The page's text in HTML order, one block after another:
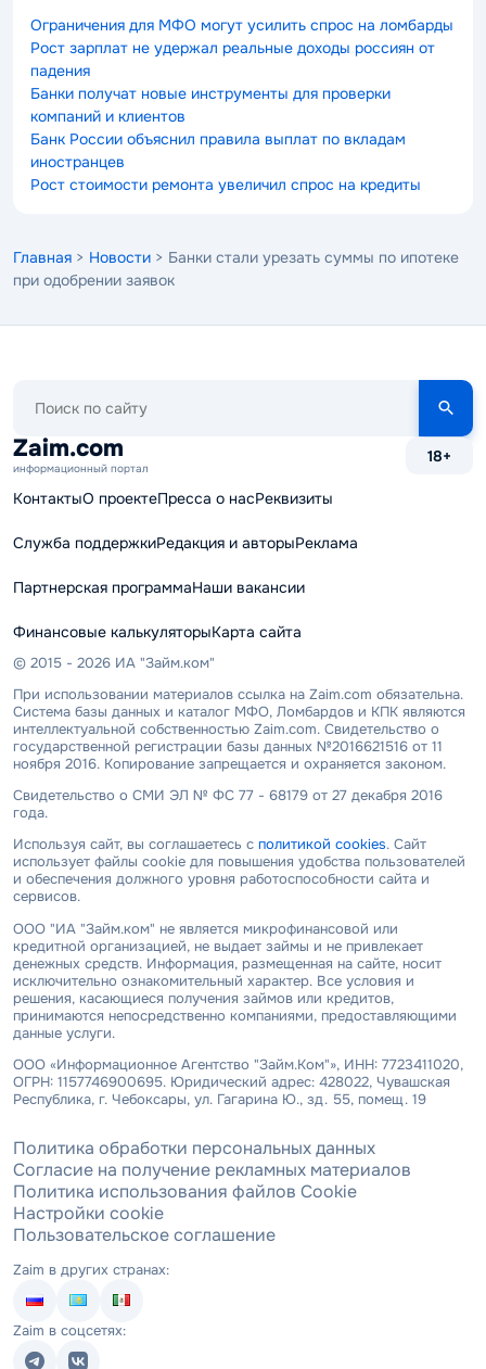
Ограничения для МФО могут усилить спрос на ломбарды
Рост зарплат не удержал реальные доходы россиян от
падения
Банки получат новые инструменты для проверки
компаний и клиентов
Банк России объяснил правила выплат по вкладам
иностранцев
Рост стоимости ремонта увеличил спрос на кредиты
Главная > Новости > Банки стали урезать суммы по ипотеке
при одобрении заявок
сайту
Zaim.com
информационный портал
18+
КонтактыО проектеПресса о насРеквизиты
Служба поддержкиРедакция и авторыРеклама
Партнерская программаНаши вакансии
Финансовые калькуляторыКарта сайта
© 2015 - 2026 ИА "Займ.ком"
При использовании материалов ссылка на Zaim.com обязательна.
Система базы данных и каталог МФО, Ломбардов и КПК являются
интеллектуальной собственностью Zaim.com. Свидетельство о
государственной регистрации базы данных №2016621516 от 11
ноября 2016. Копирование запрещается и охраняется законом.
Свидетельство о СМИ ЭЛ № ФС 77 - 68179 от 27 декабря 2016
года.
Используя сайт, вы соглашаетесь с политикой cookies. Сайт
использует файлы cookie для повышения удобства пользователей
и обеспечения должного уровня работоспособности сайта и
сервисов.
ООО "ИА "Займ.ком" не является микрофинансовой или
кредитной организацией, не выдает займы и не привлекает
денежных средств. Информация, размещенная на сайте, носит
исключительно ознакомительный характер. Все условия и
решения, касающиеся получения займов или кредитов,
принимаются непосредственно компаниями, предоставляющими
данные услуги.
ООО «Информационное Агентство "Займ.Ком"», ИНН: 7723411020,
ОГРН: 1157746900695. Юридический адрес: 428022, Чувашская
Республика, г. Чебоксары, ул. Гагарина Ю., зд. 55, помещ. 19
Политика обработки персональных данных
Согласие на получение рекламных материалов
Политика использования файлов Cookie
Настройки cookie
Пользовательское соглашение
Zaim в других странах:
Zaim в соцсетях: